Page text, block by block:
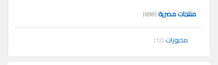
منتجات مصرية(698)
مخبوزات(12)